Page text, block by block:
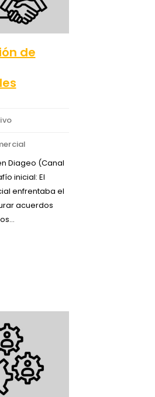
de
Diageo (Canal
inicial: El
enfrentaba el
acuerdos